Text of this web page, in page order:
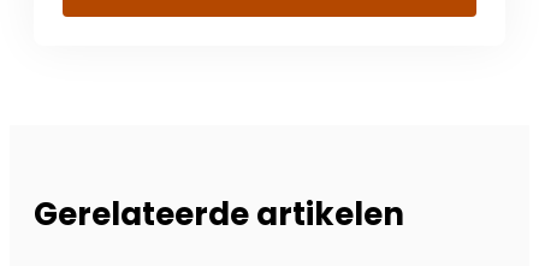
Gerelateerde artikelen